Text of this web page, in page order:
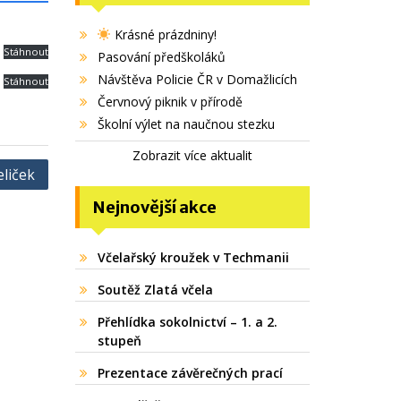
Stáhnout
Stáhnout
Krásné prázdniny!
Pasování předškoláků
Návštěva Policie ČR v Domažlicích
Červnový piknik v přírodě
Školní výlet na naučnou stezku
Zobrazit více aktualit
Nejnovější akce
Včelařský kroužek v Techmanii
Soutěž Zlatá včela
Přehlídka sokolnictví – 1. a 2.
stupeň
Prezentace závěrečných prací